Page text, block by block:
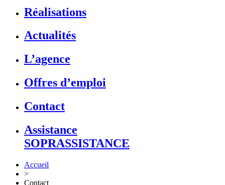
Réalisations
Actualités
L’agence
Offres d’emploi
Contact
Assistance
SOPRASSISTANCE
Accueil
>
Contact